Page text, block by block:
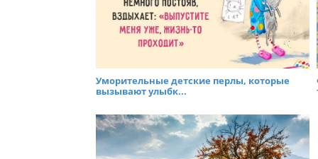
Уморительные детские перлы, которые
вызывают улыбк...